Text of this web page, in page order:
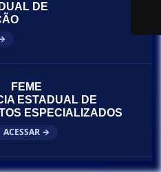
DE
FEME
ESTADUAL DE
ESPECIALIZADOS
ACESSAR →